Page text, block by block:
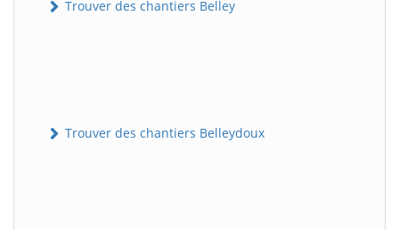
Trouver des chantiers Belley
Trouver des chantiers Belleydoux